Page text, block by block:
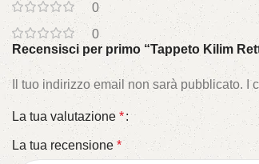
0
0
Recensisci per primo “Tappeto Kilim
Il tuo indirizzo email non sarà pubblicato. I
La tua valutazione *
La tua recensione *